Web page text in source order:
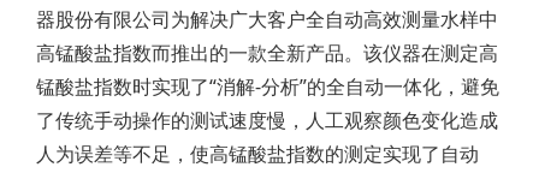
器股份有限公司为解决广大客户全自动高效测量水样中
高锰酸盐指数而推出的一款全新产品。该仪器在测定高
锰酸盐指数时实现了“消解-分析”的全自动一体化，避免
了传统手动操作的测试速度慢，人工观察颜色变化造成
人为误差等不足，使高锰酸盐指数的测定实现了自动